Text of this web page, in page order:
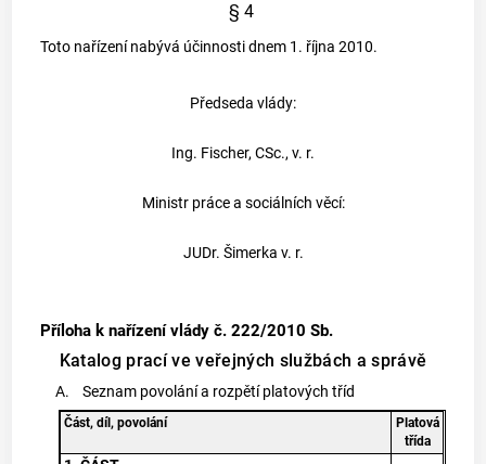
§ 4
Toto nařízení nabývá účinnosti dnem 1. října 2010.
Předseda vlády:
Ing. Fischer, CSc., v. r.
Ministr práce a sociálních věcí:
JUDr. Šimerka v. r.
Příloha k nařízení vlády č. 222/2010 Sb.
Katalog prací ve veřejných službách a správě
A. Seznam povolání a rozpětí platových tříd
Část, díl, povolání
Platová
třída